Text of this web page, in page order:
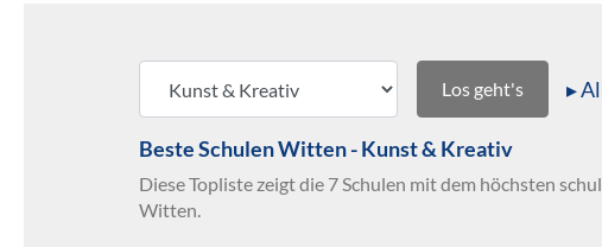
Los geht's ▸
Beste Schulen Witten - Kunst & Kreativ
Diese Topliste zeigt die 7 Schulen mit dem höchsten
Witten.